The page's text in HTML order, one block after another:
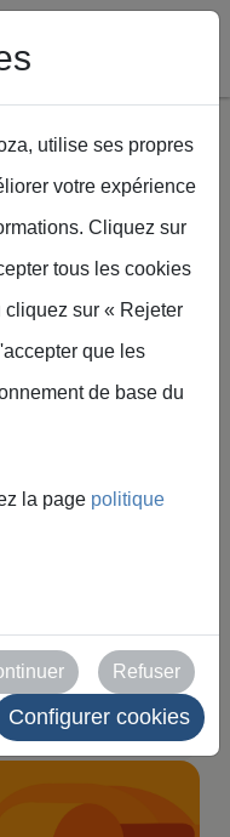
et ouvre la
la
utilise ses propres
votre expérience
Cliquez sur
tous les cookies
cliquez sur « Rejeter
que les
de base du
la page politique
Refuser
Configurer cookies